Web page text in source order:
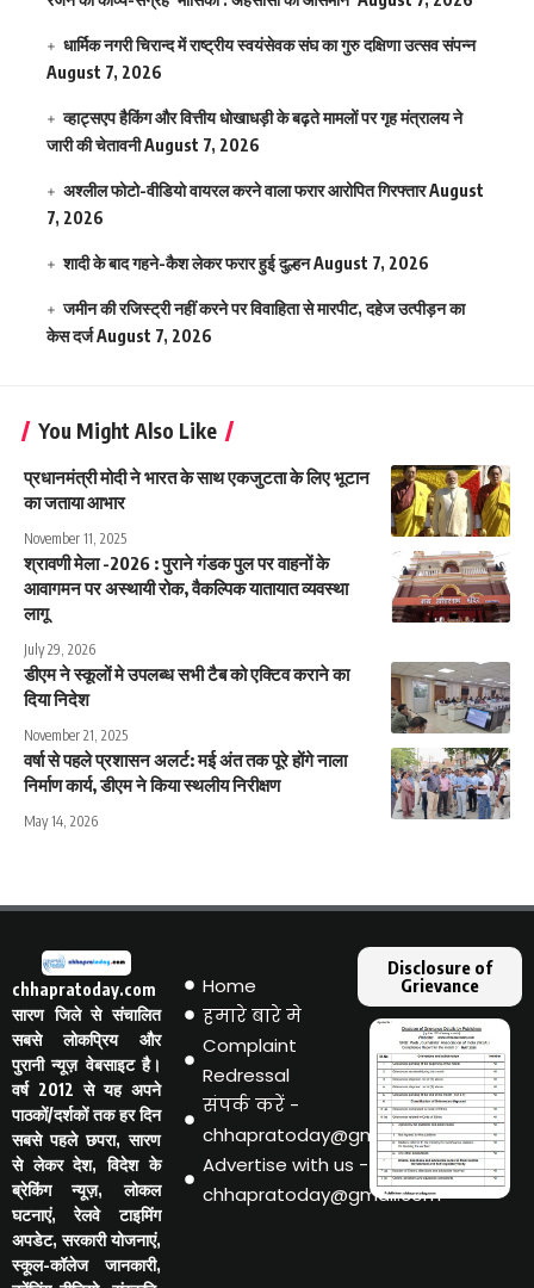
धार्मिक नगरी चिरान्द में राष्ट्रीय स्वयंसेवक संघ का गुरु दक्षिणा उत्सव संपन्न
August 7, 2026
व्हाट्सएप हैकिंग और वित्तीय धोखाधड़ी के बढ़ते मामलों पर गृह मंत्रालय ने
जारी की चेतावनीAugust 7, 2026
अश्लील फोटो-वीडियो वायरल करने वाला फरार आरोपित गिरफ्तारAugust
7, 2026
शादी के बाद गहने-कैश लेकर फरार हुई दुल्हनAugust 7, 2026
जमीन की रजिस्ट्री नहीं करने पर विवाहिता से मारपीट, दहेज उत्पीड़न का
केस दर्जAugust 7, 2026
You Might Also Like
प्रधानमंत्री मोदी ने भारत के साथ एकजुटता के लिए भूटान
का जताया आभार
November 11, 2025
श्रावणी मेला -2026 : पुराने गंडक पुल पर वाहनों के
आवागमन पर अस्थायी रोक, वैकल्पिक यातायात व्यवस्था
लागू
July 29, 2026
डीएम ने स्कूलों मे उपलब्ध सभी टैब को एक्टिव कराने का
दिया निदेश
November 21, 2025
वर्षा से पहले प्रशासन अलर्ट: मई अंत तक पूरे होंगे नाला
निर्माण कार्य, डीएम ने किया स्थलीय निरीक्षण
May 14, 2026
chhapratoday.com
सारण जिले से संचालित
सबसे लोकप्रिय और
पुरानी न्यूज़ वेबसाइट है।
वर्ष 2012 से यह अपने
पाठकों/दर्शकों तक हर दिन
सबसे पहले छपरा, सारण
से लेकर देश, विदेश के
ब्रेकिंग न्यूज़, लोकल
घटनाएं, रेलवे टाइमिंग
अपडेट, सरकारी योजनाएं,
स्कूल-कॉलेज जानकारी,
Home
हमारे बारे मे
Complaint
Redressal
संपर्क करें -
chhapratoday@gmail.com
Advertise with us -
chhapratoday@gmail.com
Disclosure of
Grievance